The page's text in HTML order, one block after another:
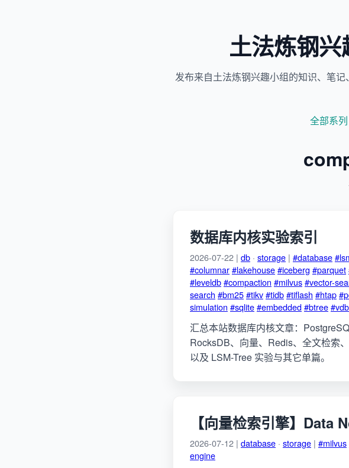
土法炼钢
发布来自土法炼钢兴趣小组的知识、笔
全部系列
数据库内核实验索引
2026-07-22 | db · storage | #database
#columnar#lakehouse#iceberg #parquet
#leveldb#compaction #milvus#vector-
search #bm25#tikv#tidb#tiflash #htap
simulation #sqlite#embedded#btree
汇总本站数据库内核文章：
RocksDB、向量、Redis、全文检索
以及 LSM-Tree 实验与其它单篇。
【向量检索引擎】
2026-07-12 | database · storage | #milvus
engine